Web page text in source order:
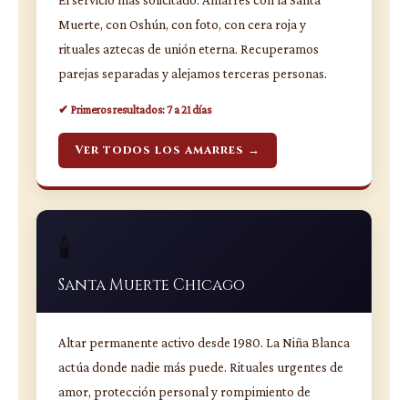
Muerte, con Oshún, con foto, con cera roja y
rituales aztecas de unión eterna. Recuperamos
parejas separadas y alejamos terceras personas.
✔ Primeros resultados: 7 a 21 días
Ver todos los amarres →
🕯️
Santa Muerte Chicago
Altar permanente activo desde 1980. La Niña Blanca
actúa donde nadie más puede. Rituales urgentes de
amor, protección personal y rompimiento de